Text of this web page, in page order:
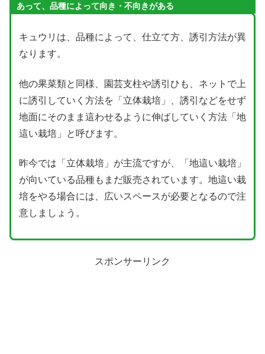
あって、品種によって向き・不向きがある
キュウリは、品種によって、仕立て方、誘引方法が異
なります。
他の果菜類と同様、園芸支柱や誘引ひも、ネットで上
に誘引していく方法を「立体栽培」、誘引などをせず
地面にそのまま這わせるように伸ばしていく方法「地
這い栽培」と呼びます。
昨今では「立体栽培」が主流ですが、「地這い栽培」
が向いている品種もまだ販売されています。地這い栽
培をやる場合には、広いスペースが必要となるので注
意しましょう。
スポンサーリンク